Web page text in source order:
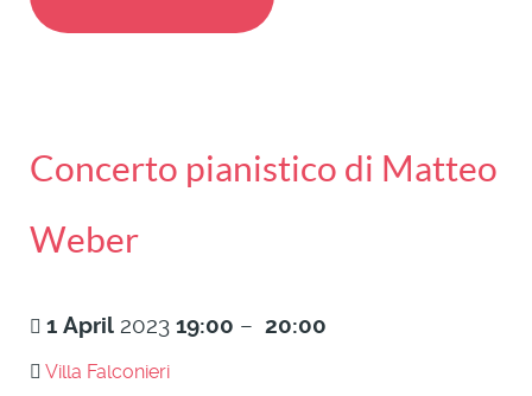
Concerto pianistico di Matteo
Weber
1 April 2023 19:00 – 20:00
Villa Falconieri